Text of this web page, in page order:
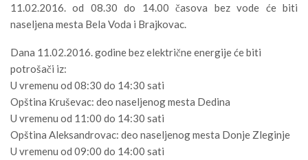
11.02.2016. od 08.30 do 14.00 časova bez vode će biti
naseljena mesta Bela Voda i Brajkovac.
Dana 11.02.2016. godine bez električne energije će biti
potrošači iz:
U vremenu od 08:30 do 14:30 sati
Opština Кruševac: deo naseljenog mesta Dedina
U vremenu od 11:00 do 14:30 sati
Opština Aleksandrovac: deo naseljenog mesta Donje Zleginje
U vremenu od 09:00 do 14:00 sati